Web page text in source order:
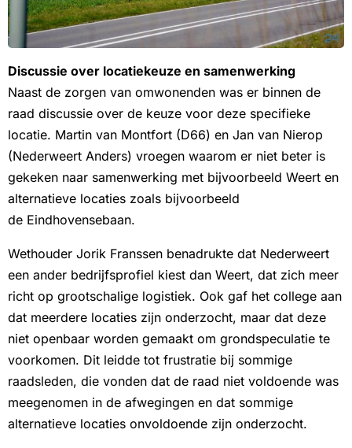
Discussie over locatiekeuze en samenwerking
Naast de zorgen van omwonenden was er binnen de
raad discussie over de keuze voor deze specifieke
locatie. Martin van Montfort (D66) en Jan van Nierop
(Nederweert Anders) vroegen waarom er niet beter is
gekeken naar samenwerking met bijvoorbeeld Weert en
alternatieve locaties zoals bijvoorbeeld
de Eindhovensebaan.
Wethouder Jorik Franssen benadrukte dat Nederweert
een ander bedrijfsprofiel kiest dan Weert, dat zich meer
richt op grootschalige logistiek. Ook gaf het college aan
dat meerdere locaties zijn onderzocht, maar dat deze
niet openbaar worden gemaakt om grondspeculatie te
voorkomen. Dit leidde tot frustratie bij sommige
raadsleden, die vonden dat de raad niet voldoende was
meegenomen in de afwegingen en dat sommige
alternatieve locaties onvoldoende zijn onderzocht.